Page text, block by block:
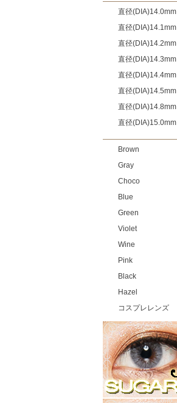
直径(DIA)14.0mm
直径(DIA)14.1mm
直径(DIA)14.2mm
直径(DIA)14.3mm
直径(DIA)14.4mm
直径(DIA)14.5mm
直径(DIA)14.8mm
直径(DIA)15.0mm
Brown
Gray
Choco
Blue
Green
Violet
Wine
Pink
Black
Hazel
コスプレレンズ